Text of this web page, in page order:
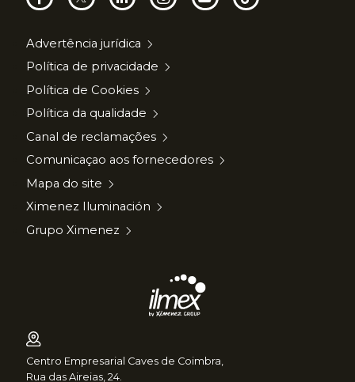
Advertência jurídica
Política de privacidade
Política de Cookies
Política da qualidade
Canal de reclamações
Comunicaçao aos fornecedores
Mapa do site
Ximenez Iluminación
Grupo Ximenez
Centro Empresarial Caves de Coimbra,
Rua das Aireias, 24.